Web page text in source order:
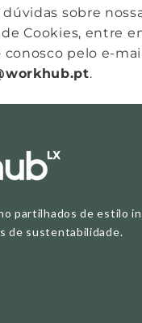
sobre
Cookies, entre
pelo e-
.
partilhados de estilo
de sustentabilidade.